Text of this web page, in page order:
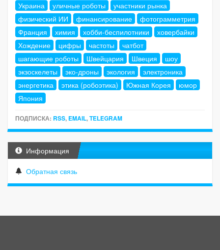
Украина
уличные роботы
участники рынка
физический ИИ
финансирование
фотограмметрия
Франция
химия хобби-беспилотники
ховербайки
Хождение
цифры частоты
чатбот
шагающие роботы
Швейцария Швеция
шоу
экзоскелеты
эко-дроны экология
электроника
энергетика
этика (робоэтика) Южная Корея
юмор
Япония
ПОДПИСКА: RSS, EMAIL,TELEGRAM
Информация
Обратная связь